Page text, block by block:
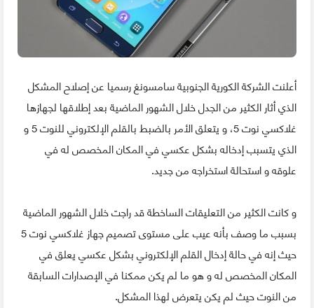
أعلنت الشركة الكورية الجنوبية سامسونغ رسميا عن إصلاح المشكل
الذي أثار الكثير من الجدل خلال الشهور الماضية بعد إطلاقها لجهازها
غلاكسي نوت 5، و يتعلق الأمر بالضبط بالقلم الإلكتروني للنوت 5 و
الذي يتسبب إدخاله بشكل عكسي في المكان المخصص له في
علوقه و استحالة استخراجه من جديد.
و كانت الكثير من التعليقات الساخطة قد راجت خلال الشهور الماضية
بسبب ما وصف بأنه عيب على مستوى تصميم جهاز غلاكسي نوت 5
حيث إنه في حالة إدخال القلم الإلكتروني بشكل عكسي يعلق في
المكان المخصص له و هو ما لم يكن ممكنا في الإصدارات السابقة
من النوت حيث لم يكن يتعرض لهذا المشكل.